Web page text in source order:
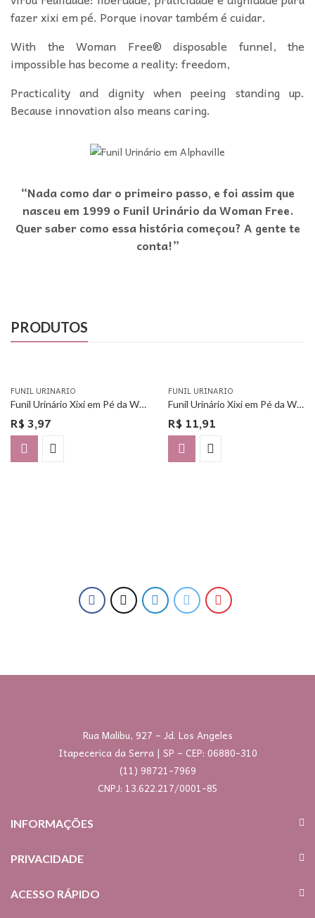
fazer xixi em pé. Porque inovar também é cuidar.
With the Woman Free® disposable funnel, the
impossible has become a reality: freedom,
Practicality and dignity when peeing standing up.
Because innovation also means caring.
“Nada como dar o primeiro passo, e foi assim que
nasceu em 1999 o Funil Urinário da Woman Free.
Quer saber como essa história começou? A gente te
conta!”
PRODUTOS
FUNIL URINARIO
Funil Urinário Xixi em Pé da Woman Free – Unitário
R$3,97
FUNIL URINARIO
Funil Urinário Xixi em Pé da Woman Free – Com 3 Unidades
R$ 11,91
Rua Malibu, 927 – Jd. Los Angeles
Itapecerica da Serra | SP – CEP: 06880-310
(11) 98721-7969
CNPJ: 13.622.217/0001-85
INFORMAÇÕES
PRIVACIDADE
ACESSO RÁPIDO